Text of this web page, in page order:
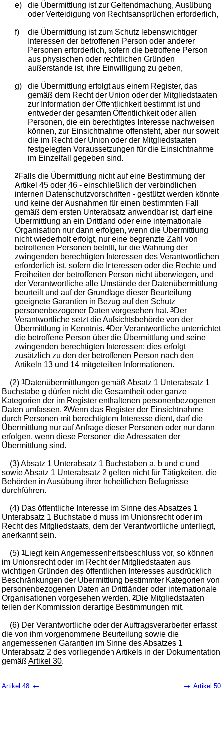
e)
die Übermittlung ist zur Geltendmachung, Ausübung
oder Verteidigung von Rechtsansprüchen erforderlich,
f)
die Übermittlung ist zum Schutz lebenswichtiger
Interessen der betroffenen Person oder anderer
Personen erforderlich, sofern die betroffene Person
aus physischen oder rechtlichen Gründen
außerstande ist, ihre Einwilligung zu geben,
g)
die Übermittlung erfolgt aus einem Register, das
gemäß dem Recht der Union oder der Mitgliedstaaten
zur Information der Öffentlichkeit bestimmt ist und
entweder der gesamten Öffentlichkeit oder allen
Personen, die ein berechtigtes Interesse nachweisen
können, zur Einsichtnahme offensteht, aber nur soweit
die im Recht der Union oder der Mitgliedstaaten
festgelegten Voraussetzungen für die Einsichtnahme
im Einzelfall gegeben sind.
2Falls die Übermittlung nicht auf eine Bestimmung der
Artikel 45 oder46 - einschließlich der verbindlichen
internen Datenschutzvorschriften - gestützt werden könnte
und keine der Ausnahmen für einen bestimmten Fall
gemäß dem ersten Unterabsatz anwendbar ist, darf eine
Übermittlung an ein Drittland oder eine internationale
Organisation nur dann erfolgen, wenn die Übermittlung
nicht wiederholt erfolgt, nur eine begrenzte Zahl von
betroffenen Personen betrifft, für die Wahrung der
zwingenden berechtigten Interessen des Verantwortlichen
erforderlich ist, sofern die Interessen oder die Rechte und
Freiheiten der betroffenen Person nicht überwiegen, und
der Verantwortliche alle Umstände der Datenübermittlung
beurteilt und auf der Grundlage dieser Beurteilung
geeignete Garantien in Bezug auf den Schutz
personenbezogener Daten vorgesehen hat.3Der
Verantwortliche setzt die Aufsichtsbehörde von der
Übermittlung in Kenntnis.4Der Verantwortliche unterrichtet
die betroffene Person über die Übermittlung und seine
zwingenden berechtigten Interessen; dies erfolgt
zusätzlich zu den der betroffenen Person nach den
Artikeln 13 und 14 mitgeteilten Informationen.
(2)1Datenübermittlungen gemäß Absatz 1 Unterabsatz 1
Buchstabe g dürfen nicht die Gesamtheit oder ganze
Kategorien der im Register enthaltenen personenbezogenen
Daten umfassen.2Wenn das Register der Einsichtnahme
durch Personen mit berechtigtem Interesse dient, darf die
Übermittlung nur auf Anfrage dieser Personen oder nur dann
erfolgen, wenn diese Personen die Adressaten der
Übermittlung sind.
(3) Absatz 1 Unterabsatz 1 Buchstaben a, b und c und
sowie Absatz 1 Unterabsatz 2 gelten nicht für Tätigkeiten, die
Behörden in Ausübung ihrer hoheitlichen Befugnisse
durchführen.
(4) Das öffentliche Interesse im Sinne des Absatzes 1
Unterabsatz 1 Buchstabe d muss im Unionsrecht oder im
Recht des Mitgliedstaats, dem der Verantwortliche unterliegt,
anerkannt sein.
(5)1 Liegt kein Angemessenheitsbeschluss vor, so können
im Unionsrecht oder im Recht der Mitgliedstaaten aus
wichtigen Gründen des öffentlichen Interesses ausdrücklich
Beschränkungen der Übermittlung bestimmter Kategorien von
personenbezogenen Daten an Drittländer oder internationale
Organisationen vorgesehen werden.2Die Mitgliedstaaten
teilen der Kommission derartige Bestimmungen mit.
(6) Der Verantwortliche oder der Auftragsverarbeiter erfasst
die von ihm vorgenommene Beurteilung sowie die
angemessenen Garantien im Sinne des Absatzes 1
Unterabsatz 2 des vorliegenden Artikels in der Dokumentation
gemäßArtikel 30.
Artikel 48 ← → Artikel 50